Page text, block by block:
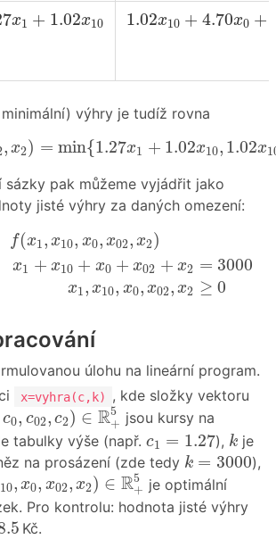
x1 + 1.02x10
x + 1.02x10 1.02x10 + 4.70x0 +
1.02x + 4.70x +
výhry je tudíž rovna
, x2) = min{1.27x1 + 1.02x10, 1.02x
2 min 1.27x 1.02x 1.02x
sázky pak můžeme vyjádřit jako
jisté výhry za daných omezení:
f(x1, x10, x0, x02, x2)
x1 + x10 + x0 + x02 + x2 = 3000
x1, x10, x0, x02, x2 ≥ 0
,x za podmínek
úlohu na lineární program.
x=vyhra(c,k) , kde složky vektoru
c0, c02, c2) ∈ R5
+
0 c 02,c2)∈R+5jsou kursy na
tabulky výše (např. c1 = 1.27
c 1.27 ), k
kje
na prosázení (zde tedy k = 3000
k 3000 ),
10, x0, x02, x2) ∈ R5
+
,x0,x 02,x2)∈ R+5 je optimální
Pro kontrolu: hodnota jisté výhry
Kč.